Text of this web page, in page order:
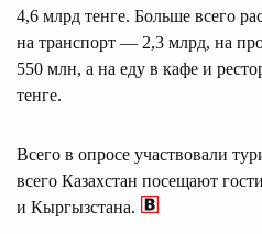
4,6 млрд тенге. Больше всего
на транспорт — 2,3 млрд, на
550 млн, а на еду в кафе и
тенге.
Всего в опросе участвовали
всего Казахстан посещают
и Кыргызстана.